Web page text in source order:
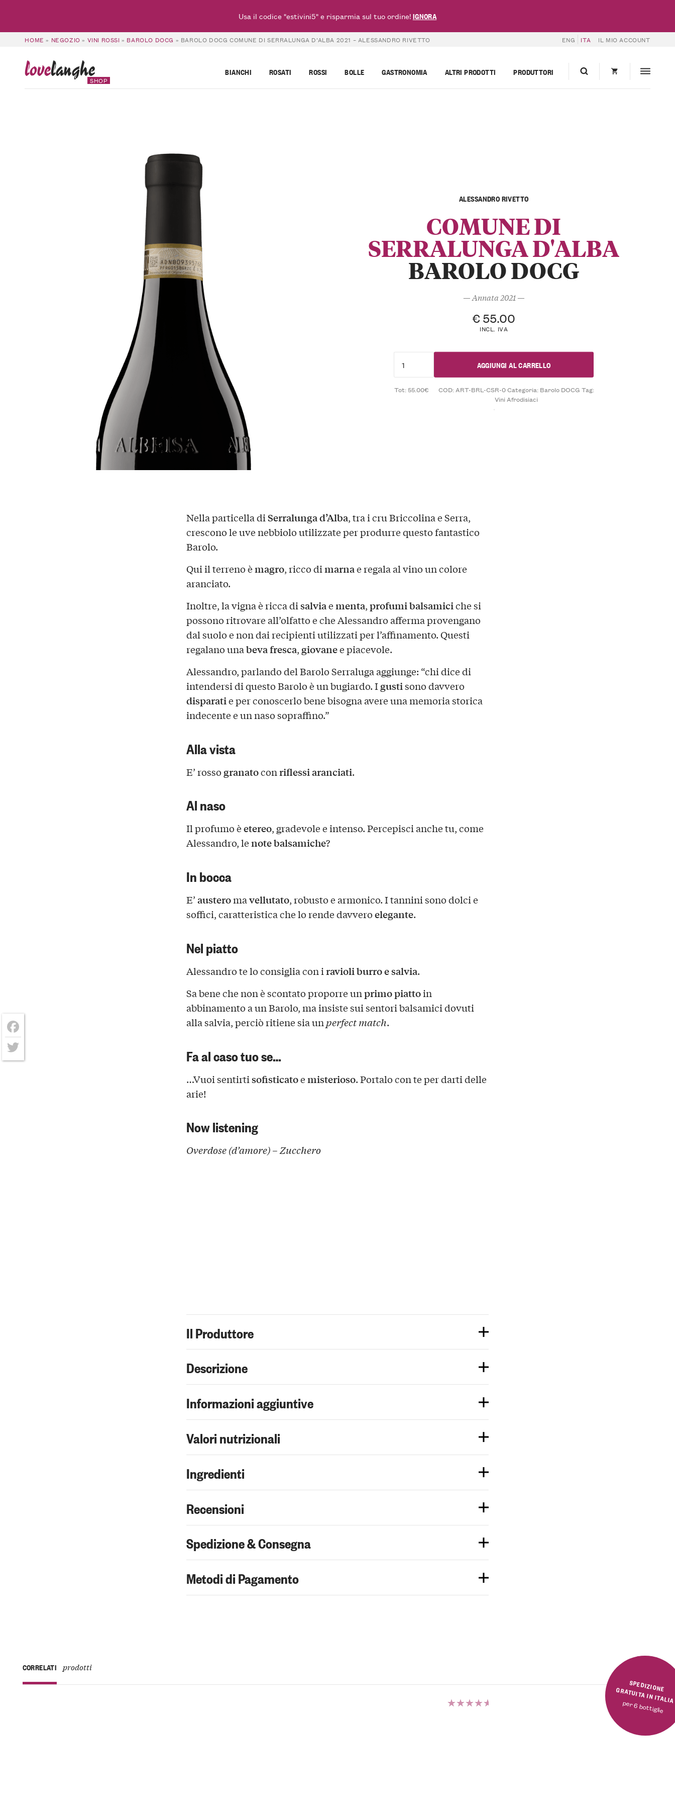
HOME » NEGOZIO » VINI ROSSI » BAROLO DOCG » BAROLO DOCG COMUNE DI SERRALUNGA D’ALBA 2021 – ALESSANDRO RIVETTO ENG ITA IL MIO ACCOUNT
lovelanghe
SHOP
BIANCHI ROSATI ROSSI BOLLE GASTRONOMIA ALTRI PRODOTTI PRODUTTORI
ALESSANDRO RIVETTO
COMUNE DI
SERRALUNGA D'ALBA
BAROLO DOCG
— Annata 2021 —
€55.00
INCL. IVA
AGGIUNGI AL CARRELLO
Tot: 55.00€ COD:ART-BRL-CSR-0Categoria: Barolo DOCG Tag:
Vini Afrodisiaci
Nella particella diSerralunga d’Alba, tra i cru Briccolina e Serra,
crescono le uve nebbiolo utilizzate per produrre questo fantastico
Barolo.
Qui il terreno èmagro, ricco dimarnae regala al vino un colore
aranciato.
Inoltre, la vigna è ricca disalviaementa,profumi balsamiciche si
possono ritrovare all’olfatto e che Alessandro afferma provengano
dal suolo e non dai recipienti utilizzati per l’affinamento. Questi
regalano unabeva fresca, giovanee piacevole.
Alessandro, parlando del Barolo Serraluga aggiunge: “chi dice di
intendersi di questo Barolo è un bugiardo. Igustisono davvero
disparatie per conoscerlo bene bisogna avere una memoria storica
indecente e un naso sopraffino.”
Alla vista
E’ rosso granatoconriflessi aranciati.
Al naso
Il profumo èetereo, gradevole e intenso. Percepisci anche tu, come
Alessandro, lenote balsamiche?
In bocca
E’austeromavellutato, robusto e armonico. I tannini sono dolci e
soffici, caratteristica che lo rende davveroelegante.
Nel piatto
Alessandro te lo consiglia con iravioli burro e salvia.
Sa bene che non è scontato proporre unprimo piattoin
abbinamento a un Barolo, ma insiste sui sentori balsamici dovuti
alla salvia, perciò ritiene sia un perfect match.
Fa al caso tuo se…
…Vuoi sentirtisofisticatoemisterioso. Portalo con te per darti delle
arie!
Now listening
Overdose (d’amore) – Zucchero
Il Produttore
Descrizione
Informazioni aggiuntive
Valori nutrizionali
Ingredienti
Recensioni
Spedizione & Consegna
Metodi di Pagamento
SPEDIZIONE GRATUITA IN ITALIA
per 6 bottiglie
CORRELATI prodotti
Facebook
Twitter
Usa il codice "estivini5" e risparmia sul tuo ordine!IGNORA